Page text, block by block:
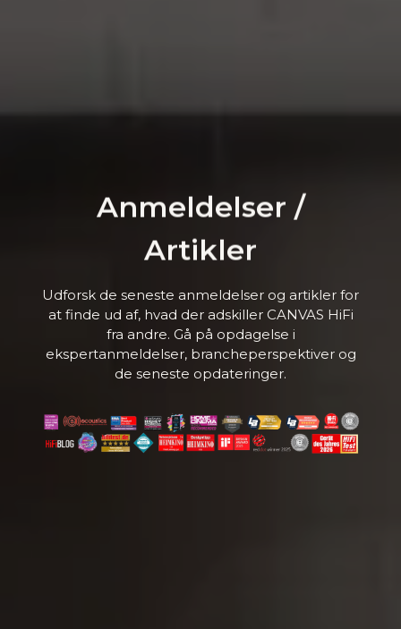
Anmeldelser /
Artikler
Udforsk de seneste anmeldelser og artikler for
at finde ud af, hvad der adskiller CANVAS HiFi
fra andre. Gå på opdagelse i
ekspertanmeldelser, brancheperspektiver og
de seneste opdateringer.